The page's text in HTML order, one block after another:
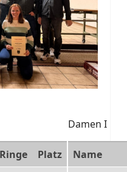
Ringe
Platz
Damen I
Name